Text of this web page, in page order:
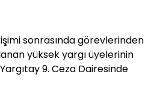
sonrasında görevlerinden
yüksek yargı üyelerinin
9. Ceza Dairesinde